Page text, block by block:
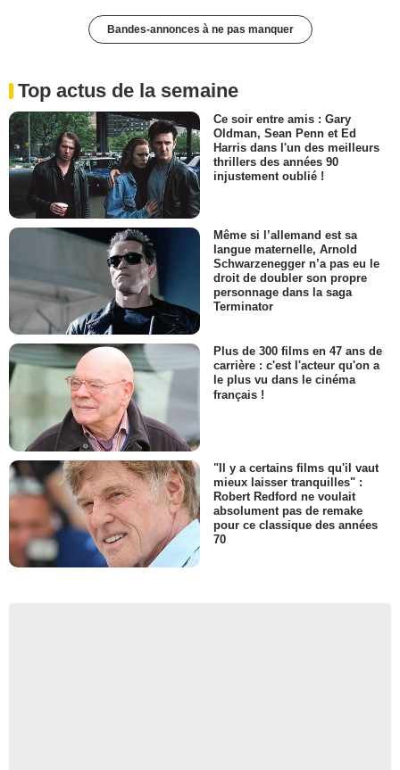
Bandes-annonces à ne pas manquer
Top actus de la semaine
Ce soir entre amis : Gary
Oldman, Sean Penn et Ed
Harris dans l'un des meilleurs
thrillers des années 90
injustement oublié !
Même si l’allemand est sa
langue maternelle, Arnold
Schwarzenegger n’a pas eu le
droit de doubler son propre
personnage dans la saga
Terminator
Plus de 300 films en 47 ans de
carrière : c'est l'acteur qu'on a
le plus vu dans le cinéma
français !
"Il y a certains films qu'il vaut
mieux laisser tranquilles" :
Robert Redford ne voulait
absolument pas de remake
pour ce classique des années
70